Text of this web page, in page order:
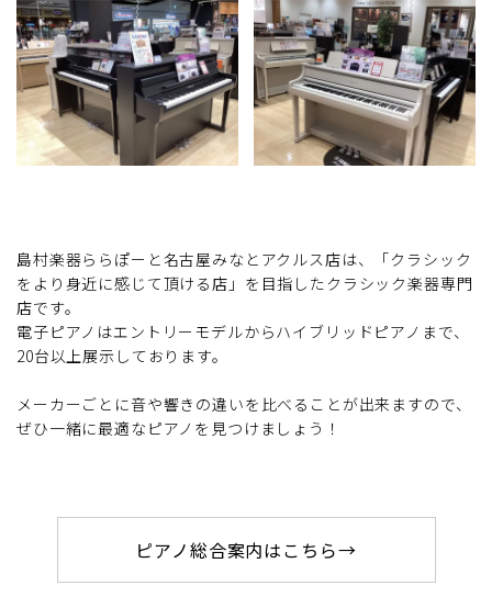
島村楽器ららぽーと名古屋みなとアクルス店は、「クラシック
をより身近に感じて頂ける店」を目指したクラシック楽器専門
店です。
電子ピアノはエントリーモデルからハイブリッドピアノまで、
20台以上展示しております。
メーカーごとに音や響きの違いを比べることが出来ますので、
ぜひ一緒に最適なピアノを見つけましょう！
ピアノ総合案内はこちら→